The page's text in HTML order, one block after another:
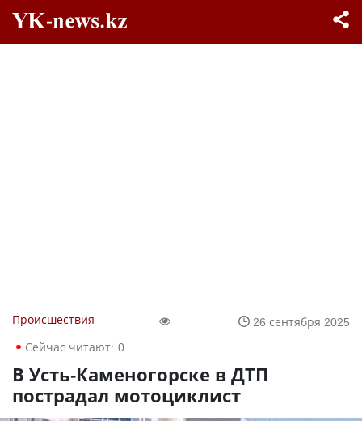
Происшествия
26 сентября 2025
Сейчас читают: 0
В Усть-Каменогорске в ДТП
пострадал мотоциклист